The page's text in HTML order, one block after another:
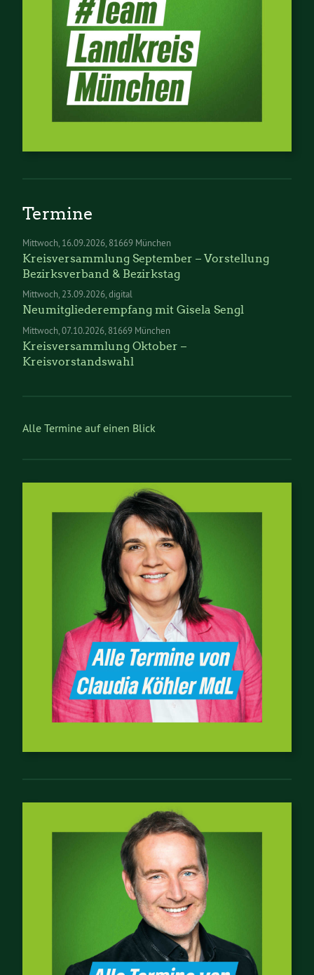
Termine
Mittwoch 16.09.2026 81669 München
Kreisversammlung September – Vorstellung
Bezirksverband & Bezirkstag
Mittwoch 23.09.2026 digital
Neumitgliederempfang mit Gisela Sengl
Mittwoch 07.10.2026 81669 München
Kreisversammlung Oktober –
Kreisvorstandswahl
Alle Termine auf einen Blick